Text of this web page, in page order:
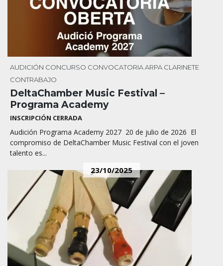
AUDICIÓN CONCURSO CONVOCATORIAARPA CLARINETE
CONTRABAJO
DeltaChamber Music Festival –
Programa Academy
INSCRIPCIÓN CERRADA
Audición Programa Academy 2027 20 de julio de 2026 El
compromiso de DeltaChamber Music Festival con el joven
talento es...
23/10/2025